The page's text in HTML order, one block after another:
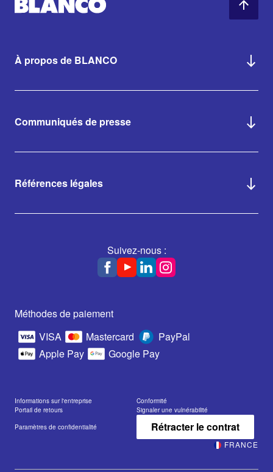
À propos de BLANCO
Communiqués de presse
Références légales
Suivez-nous :
Méthodes de paiement
VISA
Mastercard
PayPal
Apple Pay
Google Pay
Informations sur l'entreprise
Conformité
Portail de retours
Signaler une vulnérabilité
Paramètres de confidentialité
Rétracter le contrat
FRANCE